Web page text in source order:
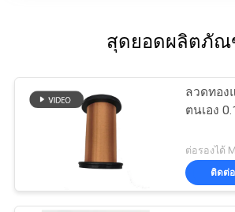
สุดยอดผลิตภั
ลวดทอง
ตนเอง
ติดต่อ